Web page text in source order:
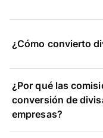
¿Cómo convierto
¿Por qué las
conversión de
empresas?